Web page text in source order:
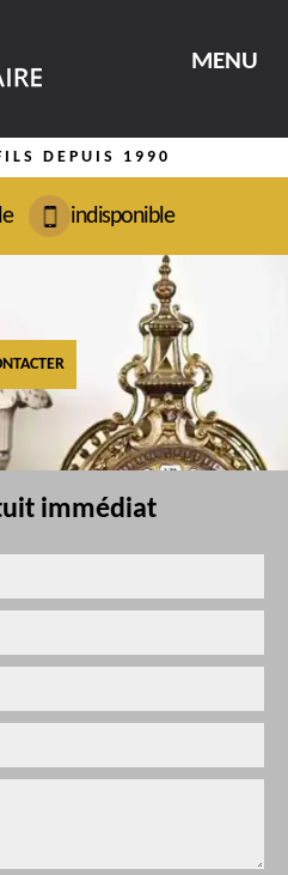
MENU
DEPUIS 1990
indisponible
immédiat